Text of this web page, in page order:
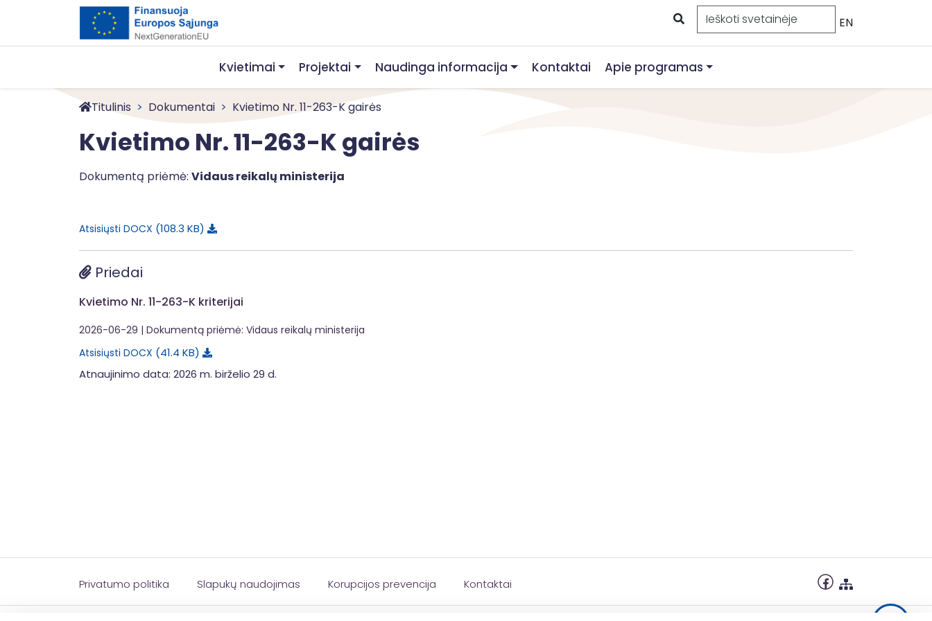
EN
Kvietimai Projektai Naudinga informacija Kontaktai Apie programas
Titulinis Dokumentai Kvietimo Nr. 11-263-K gairės
Kvietimo Nr. 11-263-K gairės
Dokumentą priėmė: Vidaus reikalų ministerija
Atsisiųsti DOCX 108.3 KB
Priedai
Kvietimo Nr. 11-263-K kriterijai
2026-06-29 | Dokumentą priėmė: Vidaus reikalų ministerija
Atsisiųsti DOCX
41.4 KB
Atnaujinimo data: 2026 m. birželio 29 d.
Privatumo politika Slapukų naudojimas Korupcijos prevencija Kontaktai